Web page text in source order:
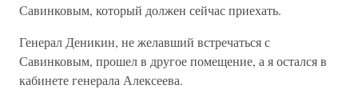
Савинковым, который должен сейчас приехать.
Генерал Деникин, не желавший встречаться с
Савинковым, прошел в другое помещение, а я остался в
кабинете генерала Алексеева.